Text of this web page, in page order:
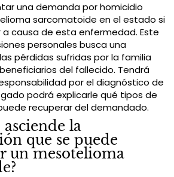
una demanda por homicidio
sarcomatoide en el estado si
causa de esta enfermedad. Este
personales busca una
pérdidas sufridas por la familia
del fallecido. Tendrá
por el diagnóstico de
podrá explicarle qué tipos de
recuperar del demandado.
asciende la
que se puede
un mesotelioma